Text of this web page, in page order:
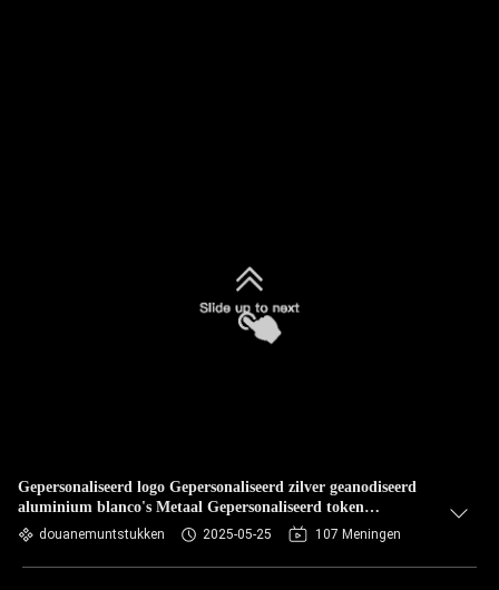
Gepersonaliseerd logo Gepersonaliseerd zilver geanodiseerd
aluminium blanco's Metaal Gepersonaliseerd token
Gepersonaliseerd uitdaging Gouden munt Voor gravure
douanemuntstukken 2025-05-25 107 Meningen